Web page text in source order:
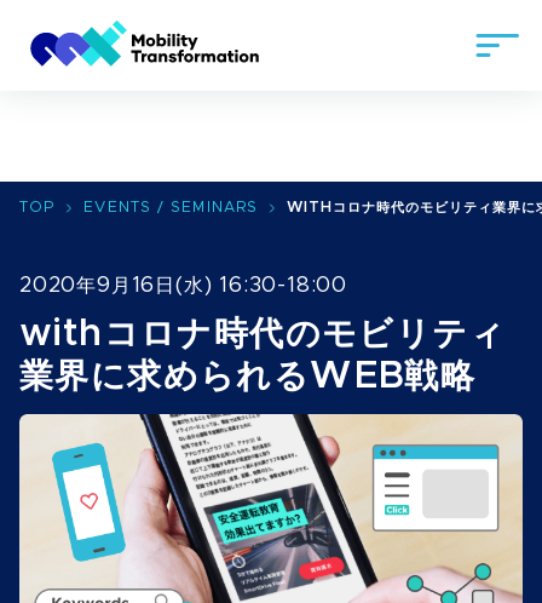
TOP EVENTS / SEMINARS WITHコロナ時代のモビリティ業界に
2020年9月16日(水) 16:30-18:00
withコロナ時代のモビリティ
業界に求められるWEB戦略